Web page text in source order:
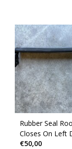
Rubber Seal
Closes On Left
Window
€50,00